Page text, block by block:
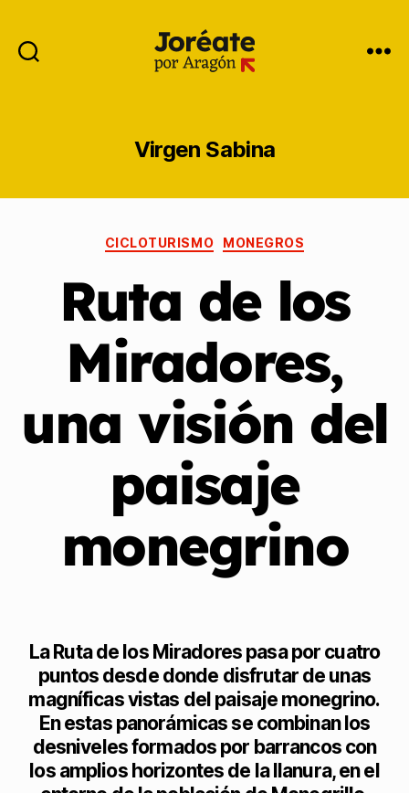
Virgen Sabina
CICLOTURISMO MONEGROS
Ruta de los
Miradores,
una visión del
paisaje
monegrino
La Ruta de los Miradores pasa por cuatro
puntos desde donde disfrutar de unas
magníficas vistas del paisaje monegrino.
En estas panorámicas se combinan los
desniveles formados por barrancos con
los amplios horizontes de la llanura, en el